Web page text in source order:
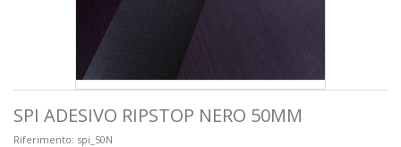
SPI ADESIVO RIPSTOP NERO 50MM
Riferimento: spi_50N